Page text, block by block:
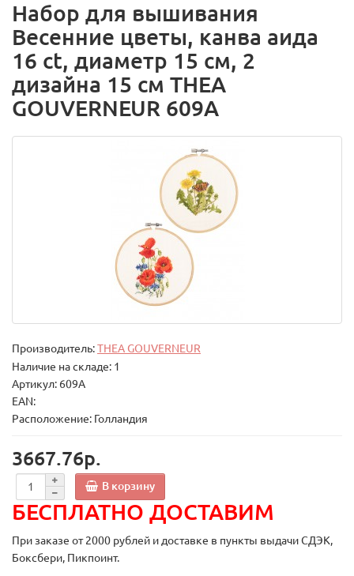
Набор для вышивания
Весенние цветы, канва аида
16 ct, диаметр 15 см, 2
дизайна 15 см THEA
GOUVERNEUR 609A
Производитель:THEA GOUVERNEUR
Наличие на складе: 1
Артикул: 609A
EAN:
Расположение: Голландия
3667.76р.
В корзину
БЕСПЛАТНО ДОСТАВИМ
При заказе от 2000 рублей и доставке в пункты выдачи СДЭК,
Боксбери, Пикпоинт.